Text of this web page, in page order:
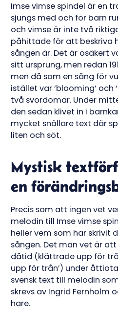
Imse vimse spindel är en
sjungs med och för barn
och vimse är inte två
påhittade för att beskriva
sången är. Det är osäkert
sitt ursprung, men redan
men då som en sång för
istället var ‘blooming’ och
två svordomar. Under
den sedan klivet in i
mycket snällare text där
liten och söt.
Mystisk
en
Precis som att ingen vet
melodin till Imse vimse
heller vem som har skrivit
sången. Det man vet är
dåtid (klättrade upp för
upp för trån’) under
svensk text till melodin
skrevs av Ingrid Fernholm
hare.